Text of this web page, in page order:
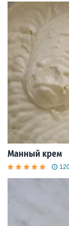
Манный крем